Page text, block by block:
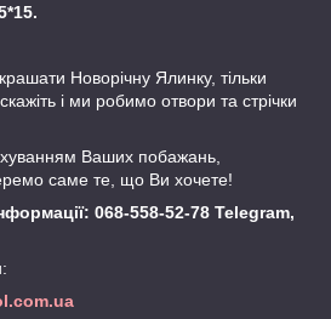
Новорічну Ялинку, тільки
і ми робимо отвори та стрічки
Ваших побажань,
саме те, що Ви хочете!
068-558-52-78 Telegram,